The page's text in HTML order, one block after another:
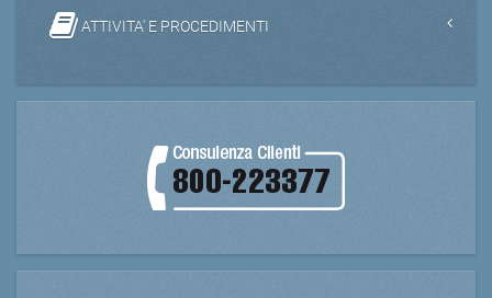
ATTIVITA' E PROCEDIMENTI